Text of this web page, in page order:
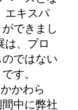
エキスパ
できまし
は、プロ
ではない
す。
かわら
中に弊社